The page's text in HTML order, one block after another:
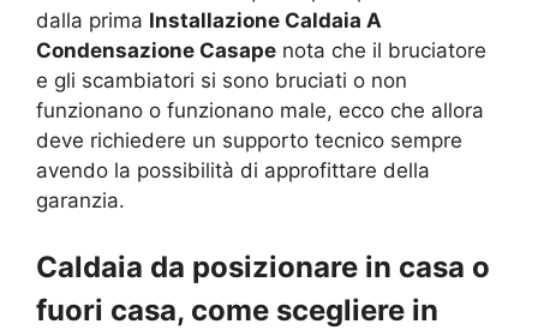
dalla prima Installazione Caldaia A
Condensazione Casape nota che il bruciatore
e gli scambiatori si sono bruciati o non
funzionano o funzionano male, ecco che allora
deve richiedere un supporto tecnico sempre
avendo la possibilità di approfittare della
garanzia.
Caldaia da posizionare in casa o
fuori casa, come scegliere in